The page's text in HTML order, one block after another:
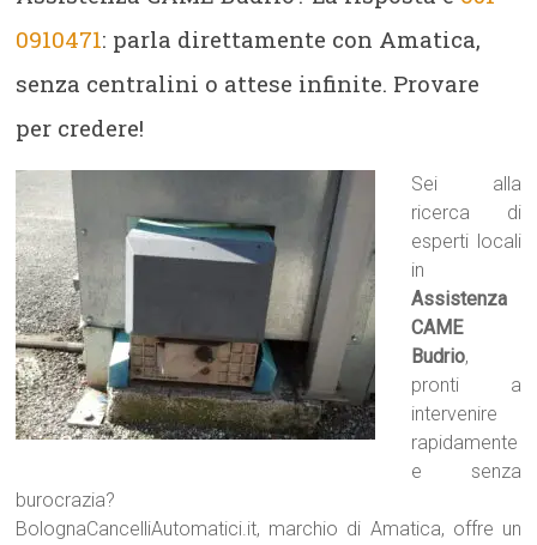
0910471: parla direttamente con Amatica,
senza centralini o attese infinite. Provare
per credere!
Sei alla
ricerca di
esperti locali
in
Assistenza
CAME
Budrio,
pronti a
intervenire
rapidamente
e senza
burocrazia?
BolognaCancelliAutomatici.it, marchio di Amatica, offre un